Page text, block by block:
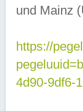
und Mainz
https://
4d90-9df6-